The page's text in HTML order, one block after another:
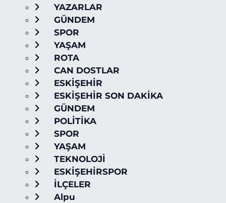
YAZARLAR
GÜNDEM
SPOR
YAŞAM
ROTA
CAN DOSTLAR
ESKİŞEHİR
ESKİŞEHİR SON DAKİKA
GÜNDEM
POLİTİKA
SPOR
YAŞAM
TEKNOLOJİ
ESKİŞEHİRSPOR
İLÇELER
Alpu